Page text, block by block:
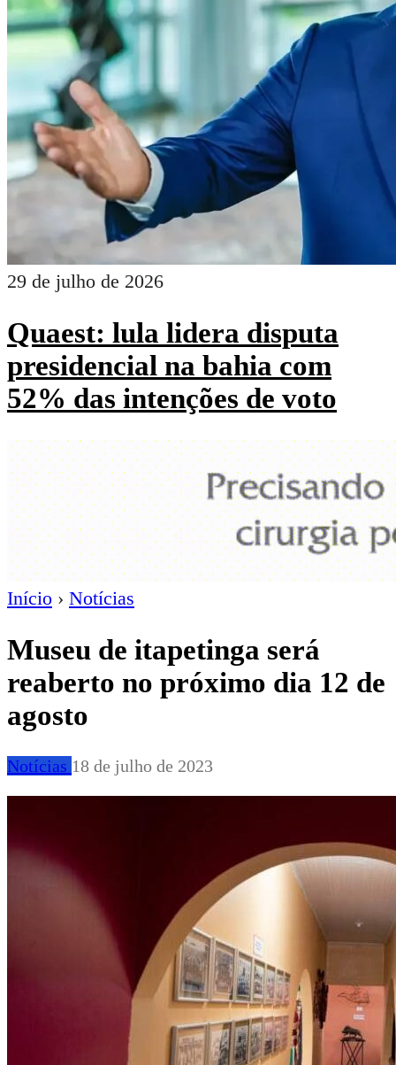
29 de julho de 2026
Quaest: lula lidera disputa
presidencial na bahia com
52% das intenções de voto
Início › Notícias
Museu de itapetinga será
reaberto no próximo dia 12 de
agosto
Notícias 18 de julho de 2023